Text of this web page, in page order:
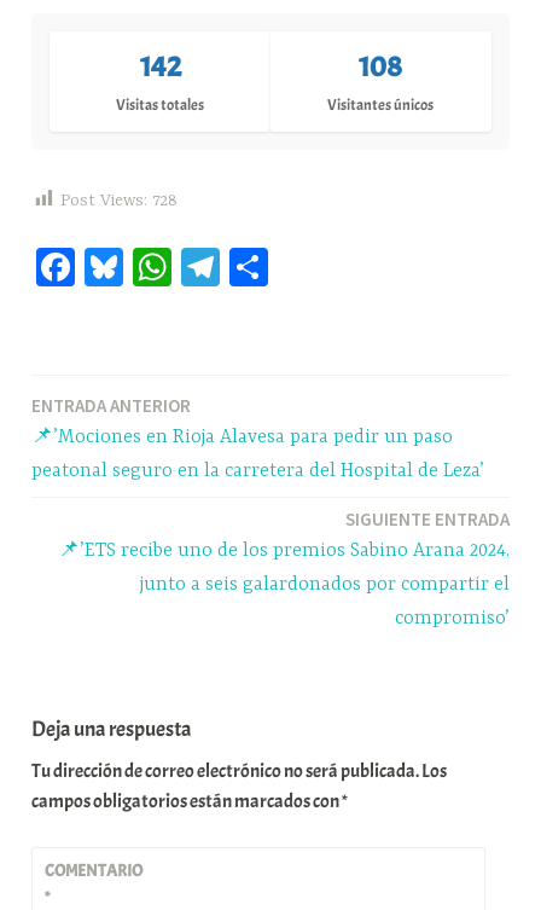
142
Visitas totales
108
Visitantes únicos
Post Views: 728
Fa Bl W
pp
Te
m rti
r
Navegación
ENTRADA ANTERIOR
📌’Mociones en Rioja Alavesa para pedir un paso
peatonal seguro en la carretera del Hospital de Leza’
SIGUIENTE ENTRADA
📌’ETS recibe uno de los premios Sabino Arana 2024,
junto a seis galardonados por compartir el
compromiso’
Deja una respuesta
Tu dirección de correo electrónico no será publicada.Los
campos obligatorios están marcados con*
COMENTARIO
*